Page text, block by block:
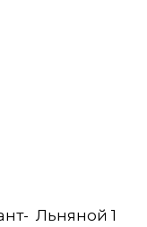
Льняной 1